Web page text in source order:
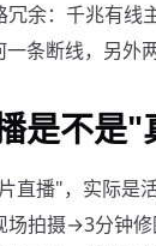
余：千兆有线
条断线，另外
是不是"
直播"，实际是
场拍摄→3分钟